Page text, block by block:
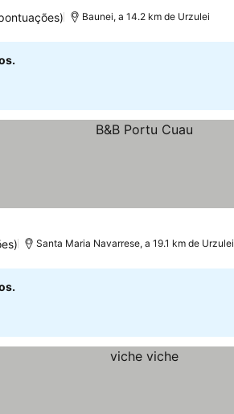
Baunei, a 14.2 km de Urzulei
Santa Maria Navarrese, a 19.1 km de Urzulei